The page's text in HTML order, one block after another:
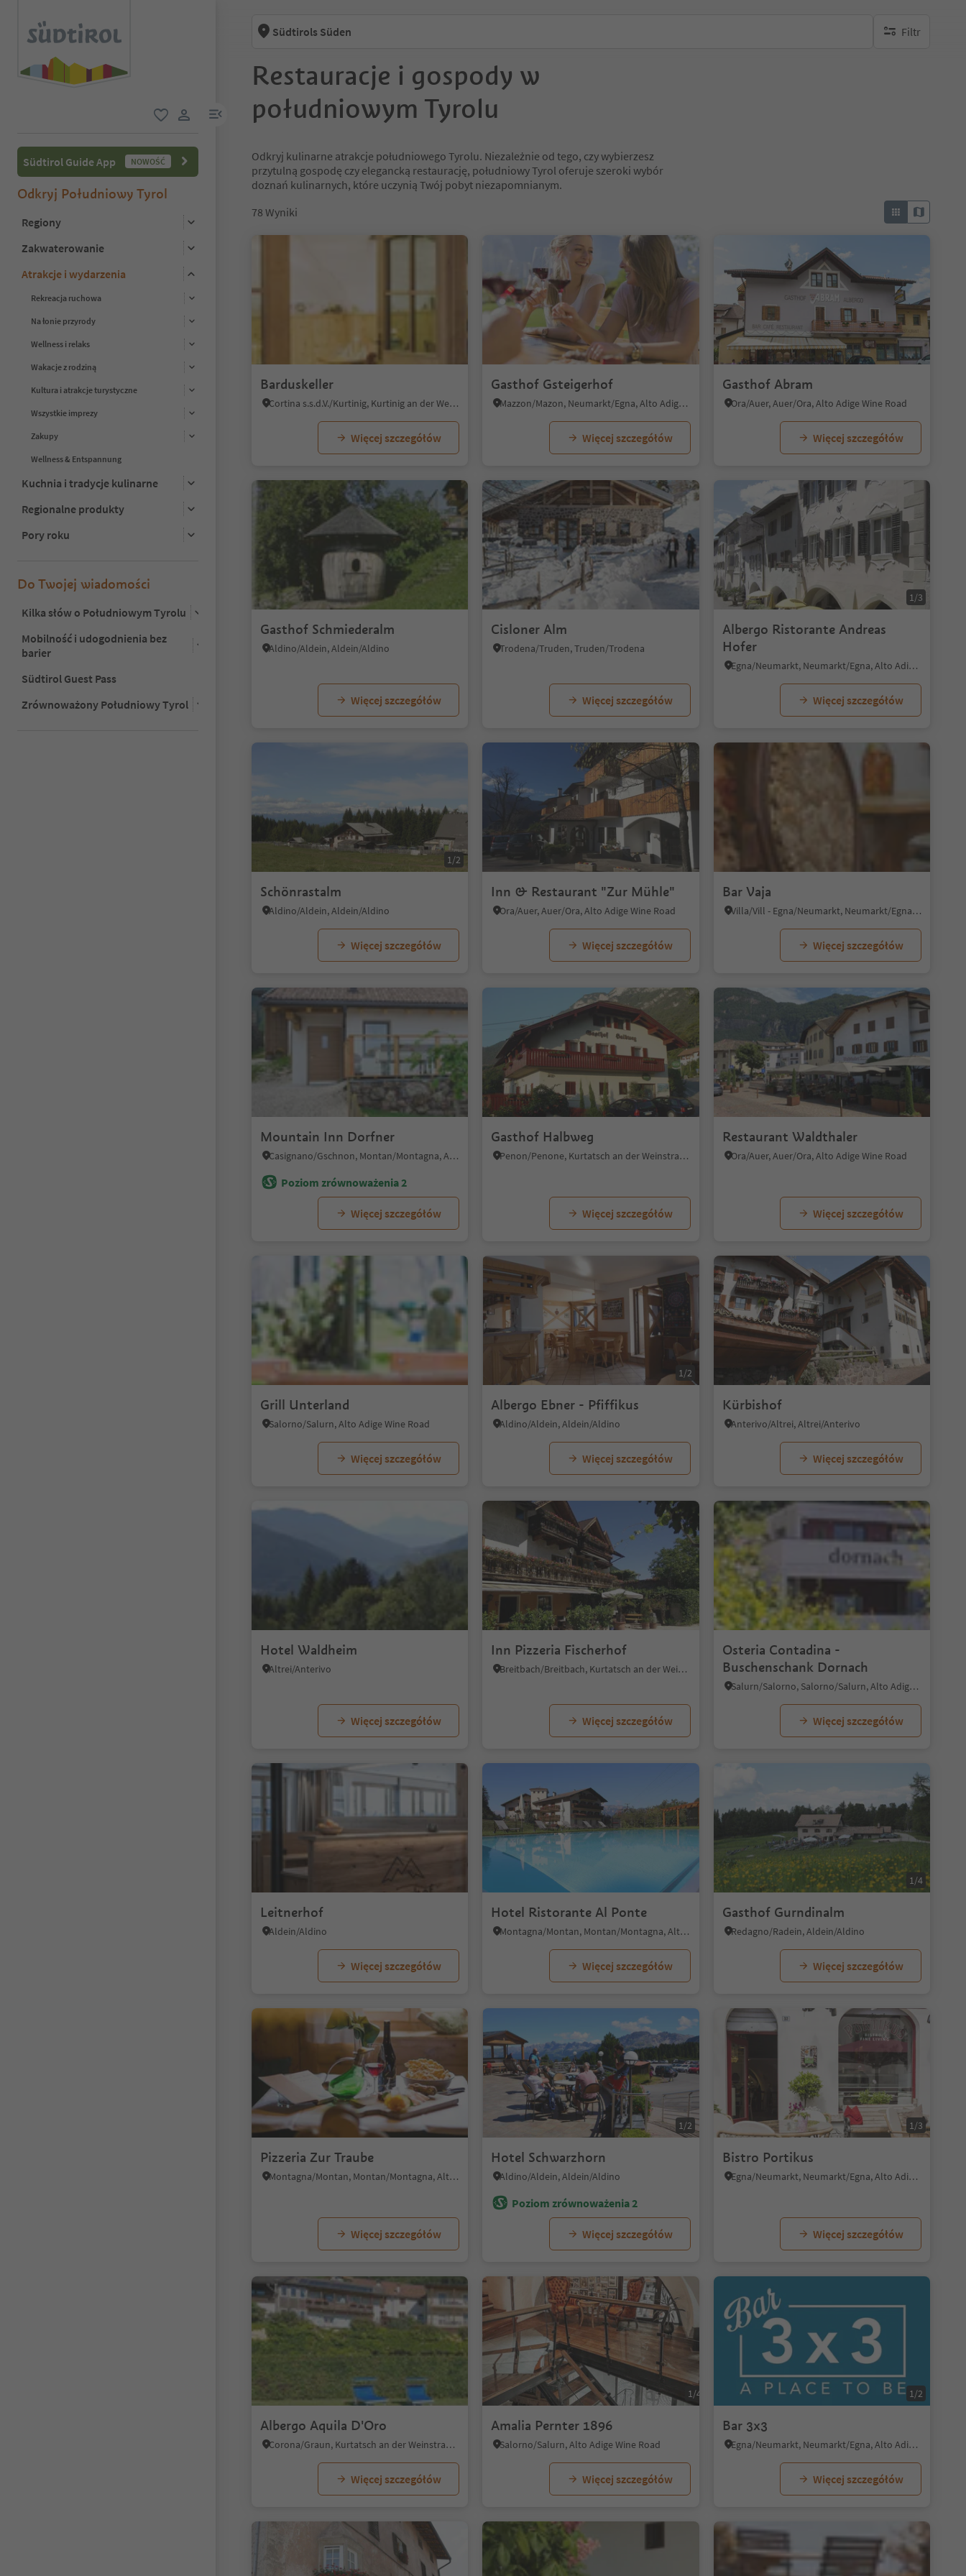
link menu
Südtirol Guide App NOWOŚĆ
Odkryj Południowy Tyrol
Regiony
Zakwaterowanie
Atrakcje i wydarzenia
Rekreacja ruchowa
Na łonie przyrody
Wellness i relaks
Wakacje z rodziną
Kultura i atrakcje turystyczne
Wszystkie imprezy
Zakupy
Wellness & Entspannung
Kuchnia i tradycje kulinarne
Regionalne produkty
Pory roku
Do Twojej wiadomości
Kilka słów o Południowym Tyrolu
Mobilność i udogodnienia bez
barier
Südtirol Guest Pass
Zrównoważony Południowy Tyrol
Südtirols Süden Filtr
brak aktywnych
Restauracje i gospody w
południowym Tyrolu
Odkryj kulinarne atrakcje południowego Tyrolu. Niezależnie od tego, czy wybierzesz
przytulną gospodę czy elegancką restaurację, południowy Tyrol oferuje szeroki wybór
doznań kulinarnych, które uczynią Twój pobyt niezapomnianym.
78 Wyniki
Barduskeller
Cortina s.s.d.V./Kurtinig, Kurtinig an der Weinstraße/Cortina sulla Strada del Vino, Alto Adige Wine Road
Więcej szczegółów
Gasthof Gsteigerhof
Mazzon/Mazon, Neumarkt/Egna, Alto Adige Wine Road
Więcej szczegółów
Gasthof Abram
Ora/Auer, Auer/Ora, Alto Adige Wine Road
Więcej szczegółów
1/8
Gasthof Schmiederalm
Aldino/Aldein, Aldein/Aldino
Więcej szczegółów
1/5
Cisloner Alm
Trodena/Truden, Truden/Trodena
Więcej szczegółów
1/3
Albergo Ristorante Andreas
Hofer
Egna/Neumarkt, Neumarkt/Egna, Alto Adige Wine Road
Więcej szczegółów
1/2
Schönrastalm
Aldino/Aldein, Aldein/Aldino
Więcej szczegółów
Inn & Restaurant "Zur Mühle"
Ora/Auer, Auer/Ora, Alto Adige Wine Road
Więcej szczegółów
Bar Vaja
Villa/Vill - Egna/Neumarkt, Neumarkt/Egna, Alto Adige Wine Road
Więcej szczegółów
1/7
Mountain Inn Dorfner
Casignano/Gschnon, Montan/Montagna, Alto Adige Wine Road
Poziom zrównoważenia 2
Więcej szczegółów
Gasthof Halbweg
Penon/Penone, Kurtatsch an der Weinstraße/Cortaccia sulla Strada del Vino, Alto Adige Wine Road
Więcej szczegółów
Restaurant Waldthaler
Ora/Auer, Auer/Ora, Alto Adige Wine Road
Więcej szczegółów
Grill Unterland
Salorno/Salurn, Alto Adige Wine Road
Więcej szczegółów
1/2
Albergo Ebner - Pfiffikus
Aldino/Aldein, Aldein/Aldino
Więcej szczegółów
Kürbishof
Anterivo/Altrei, Altrei/Anterivo
Więcej szczegółów
1/10
Hotel Waldheim
Altrei/Anterivo
Więcej szczegółów
Inn Pizzeria Fischerhof
Breitbach/Breitbach, Kurtatsch an der Weinstraße/Cortaccia sulla Strada del Vino, Alto Adige Wine Road
Więcej szczegółów
Osteria Contadina -
Buschenschank Dornach
Salurn/Salorno, Salorno/Salurn, Alto Adige Wine Road
Więcej szczegółów
Leitnerhof
Aldein/Aldino
Więcej szczegółów
Hotel Ristorante Al Ponte
Montagna/Montan, Montan/Montagna, Alto Adige Wine Road
Więcej szczegółów
1/4
Gasthof Gurndinalm
Redagno/Radein, Aldein/Aldino
Więcej szczegółów
1/4
Pizzeria Zur Traube
Montagna/Montan, Montan/Montagna, Alto Adige Wine Road
Więcej szczegółów
1/2
Hotel Schwarzhorn
Aldino/Aldein, Aldein/Aldino
Poziom zrównoważenia 2
Więcej szczegółów
1/3
Bistro Portikus
Egna/Neumarkt, Neumarkt/Egna, Alto Adige Wine Road
Więcej szczegółów
1/6
Albergo Aquila D'Oro
Corona/Graun, Kurtatsch an der Weinstraße/Cortaccia sulla Strada del Vino, Alto Adige Wine Road
Więcej szczegółów
1/4
Amalia Pernter 1896
Salorno/Salurn, Alto Adige Wine Road
Więcej szczegółów
1/2
Bar 3x3
Egna/Neumarkt, Neumarkt/Egna, Alto Adige Wine Road
Więcej szczegółów